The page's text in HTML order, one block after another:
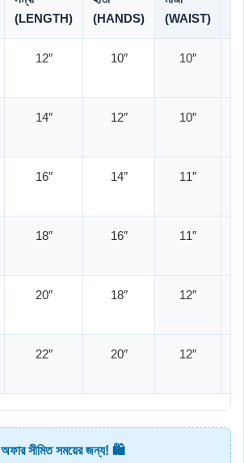
(LENGTH)
(HANDS)
(WAIST)
12″ 10″ 10″
14″ 12″ 10″
16″ 14″ 11″
18″ 16″ 11″
20″ 18″ 12″
22″ 20″ 12″
অফার সীমিত সময়ের জন্য! 🛍️